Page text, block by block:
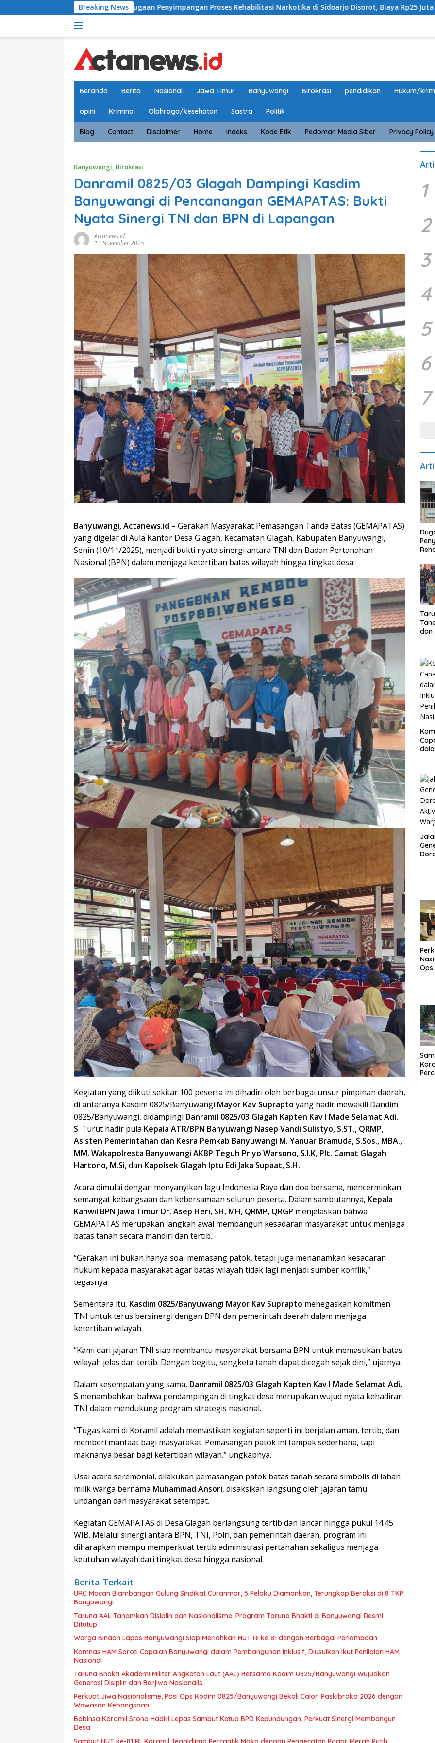
ke
Breaking News
Dugaan Penyimpangan Proses Rehabilitasi Narkotika di Sidoarjo Disorot, Biaya Rp25 Juta Disebut Masuk Rekening
Beranda Berita Nasional Jawa Timur Banyuwangi Birokrasi pendidikan Hukum/
opini Kriminal Olahraga/kesehatan Sastra Politik
Blog Contact Disclaimer Home Indeks Kode Etik Pedoman Media Siber Privacy Policy
Banyuwangi, Birokrasi
Danramil 0825/03 Glagah Dampingi Kasdim
Banyuwangi di Pencanangan GEMAPATAS: Bukti
Nyata Sinergi TNI dan BPN di Lapangan
Actanews.id
13 November 2025
Banyuwangi, Actanews.id – Gerakan Masyarakat Pemasangan Tanda Batas (GEMAPATAS)
yang digelar di Aula Kantor Desa Glagah, Kecamatan Glagah, Kabupaten Banyuwangi,
Senin (10/11/2025), menjadi bukti nyata sinergi antara TNI dan Badan Pertanahan
Nasional (BPN) dalam menjaga ketertiban batas wilayah hingga tingkat desa.
Kegiatan yang diikuti sekitar 100 peserta ini dihadiri oleh berbagai unsur pimpinan daerah,
di antaranya Kasdim 0825/Banyuwangi Mayor Kav Suprapto yang hadir mewakili Dandim
0825/Banyuwangi, didampingi Danramil 0825/03 Glagah Kapten Kav I Made Selamat Adi,
S. Turut hadir pula Kepala ATR/BPN Banyuwangi Nasep Vandi Sulistyo, S.ST., QRMP,
Asisten Pemerintahan dan Kesra Pemkab Banyuwangi M. Yanuar Bramuda, S.Sos., MBA.,
MM, Wakapolresta Banyuwangi AKBP Teguh Priyo Warsono, S.I.K, Plt. Camat Glagah
Hartono, M.Si, dan Kapolsek Glagah Iptu Edi Jaka Supaat, S.H.
Acara dimulai dengan menyanyikan lagu Indonesia Raya dan doa bersama, mencerminkan
semangat kebangsaan dan kebersamaan seluruh peserta. Dalam sambutannya, Kepala
Kanwil BPN Jawa Timur Dr. Asep Heri, SH, MH, QRMP, QRGP menjelaskan bahwa
GEMAPATAS merupakan langkah awal membangun kesadaran masyarakat untuk menjaga
batas tanah secara mandiri dan tertib.
“Gerakan ini bukan hanya soal memasang patok, tetapi juga menanamkan kesadaran
hukum kepada masyarakat agar batas wilayah tidak lagi menjadi sumber konflik,”
tegasnya.
Sementara itu, Kasdim 0825/Banyuwangi Mayor Kav Suprapto menegaskan komitmen
TNI untuk terus bersinergi dengan BPN dan pemerintah daerah dalam menjaga
ketertiban wilayah.
“Kami dari jajaran TNI siap membantu masyarakat bersama BPN untuk memastikan batas
wilayah jelas dan tertib. Dengan begitu, sengketa tanah dapat dicegah sejak dini,” ujarnya.
Dalam kesempatan yang sama, Danramil 0825/03 Glagah Kapten Kav I Made Selamat Adi,
S menambahkan bahwa pendampingan di tingkat desa merupakan wujud nyata kehadiran
TNI dalam mendukung program strategis nasional.
“Tugas kami di Koramil adalah memastikan kegiatan seperti ini berjalan aman, tertib, dan
memberi manfaat bagi masyarakat. Pemasangan patok ini tampak sederhana, tapi
maknanya besar bagi ketertiban wilayah,” ungkapnya.
Usai acara seremonial, dilakukan pemasangan patok batas tanah secara simbolis di lahan
milik warga bernama Muhammad Ansori, disaksikan langsung oleh jajaran tamu
undangan dan masyarakat setempat.
Kegiatan GEMAPATAS di Desa Glagah berlangsung tertib dan lancar hingga pukul 14.45
WIB. Melalui sinergi antara BPN, TNI, Polri, dan pemerintah daerah, program ini
diharapkan mampu memperkuat tertib administrasi pertanahan sekaligus menjaga
keutuhan wilayah dari tingkat desa hingga nasional.
Berita Terkait
URC Macan Blambangan Gulung Sindikat Curanmor, 5 Pelaku Diamankan, Terungkap Beraksi di 8 TKP
Banyuwangi
Taruna AAL Tanamkan Disiplin dan Nasionalisme, Program Taruna Bhakti di Banyuwangi Resmi
Ditutup
Warga Binaan Lapas Banyuwangi Siap Meriahkan HUT RI ke 81 dengan Berbagai Perlombaan
Komnas HAM Soroti Capaian Banyuwangi dalam Pembangunan Inklusif, Diusulkan Ikut Penilaian HAM
Nasional
Taruna Bhakti Akademi Militer Angkatan Laut (AAL) Bersama Kodim 0825/Banyuwangi Wujudkan
Generasi Disiplin dan Berjiwa Nasionalis
Perkuat Jiwa Nasionalisme, Pasi Ops Kodim 0825/Banyuwangi Bekali Calon Paskibraka 2026 dengan
Wawasan Kebangsaan
Babinsa Koramil Srono Hadiri Lepas Sambut Ketua BPD Kepundungan, Perkuat Sinergi Membangun
Desa
1
2
3
4
5
6
7
dan